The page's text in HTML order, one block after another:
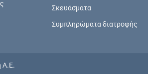
νόσους,
Σκευάσματα
Συμπληρώματα διατροφής
Α.Ε.